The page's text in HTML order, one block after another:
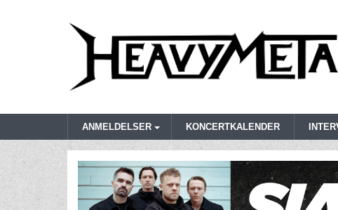
ANMELDELSER KONCERTKALENDER